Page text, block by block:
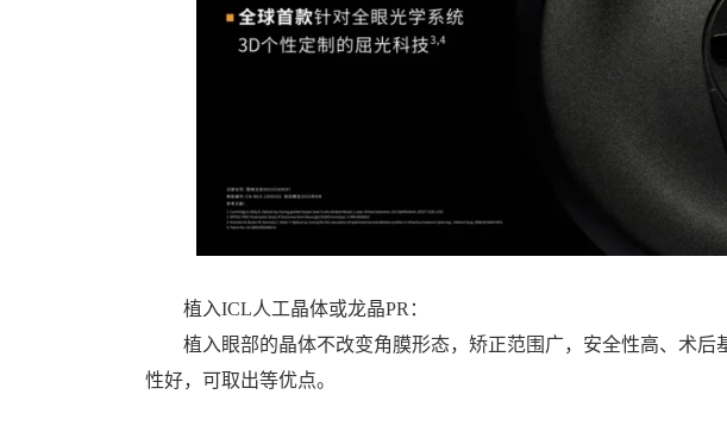
植入ICL人工晶体或龙晶PR：
植入眼部的晶体不改变角膜形态，矫正范围广，安全性高、术后
性好，可取出等优点。